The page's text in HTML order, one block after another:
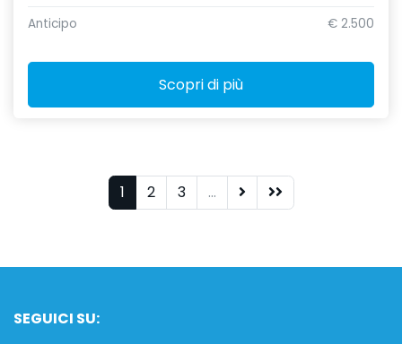
Anticipo
€ 2.500
Scopri di più
1 2 3 ...
SEGUICI SU: